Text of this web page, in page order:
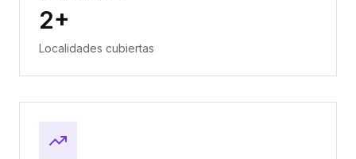
2+
Localidades cubiertas